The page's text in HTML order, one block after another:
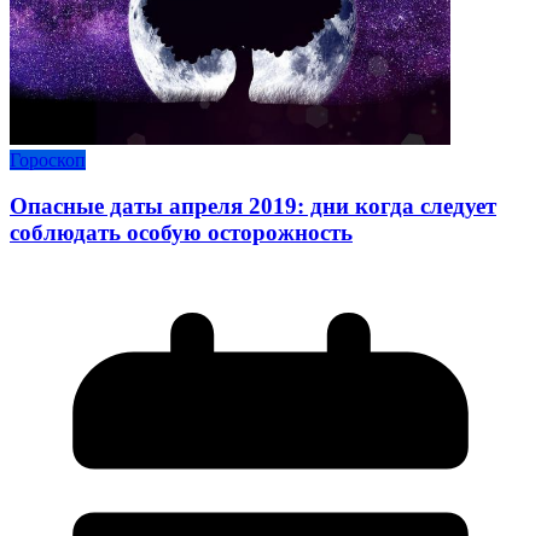
Гороскоп
Опасные даты апреля 2019: дни когда следует
соблюдать особую осторожность